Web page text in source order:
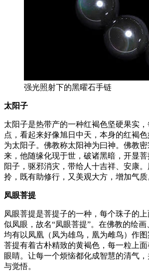
强光照射下的黑曜石手链
太阳子
太阳子是热带产的一种红褐色坚硬果实
点，看起来好像旭日中天，本身的红褐
为太阳子。佛教称太阳神为曰神。佛教
来，他随缘化现于世，破诸黑暗，开显
阳子，驱邪消灾，带给人十吉祥、安康
拎，既有助修行，又美观大方，增加气质
凤眼菩提
凤眼菩提是菩提子的一种，每个珠子的
似凤眼，故名“凤眼菩提”。在佛教的绘画
均有以凤凰（凤为雄鸟，凰为雌鸟）作
菩提有着古朴精致的黄褐色，每一粒上
眼睛。让每一个烦恼都化成智慧的清气
与觉悟。